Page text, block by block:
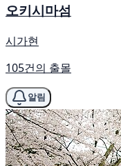
오키시마섬
시가현
105건의 출몰
알림